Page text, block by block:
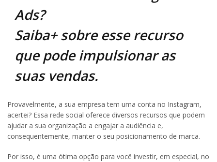
Ads?
Saiba+ sobre esse recurso
que pode impulsionar as
suas vendas.
Provavelmente, a sua empresa tem uma conta no Instagram,
acertei? Essa rede social oferece diversos recursos que podem
ajudar a sua organização a engajar a audiência e,
consequentemente, manter o seu posicionamento de marca.
Por isso, é uma ótima opção para você investir, em especial, no